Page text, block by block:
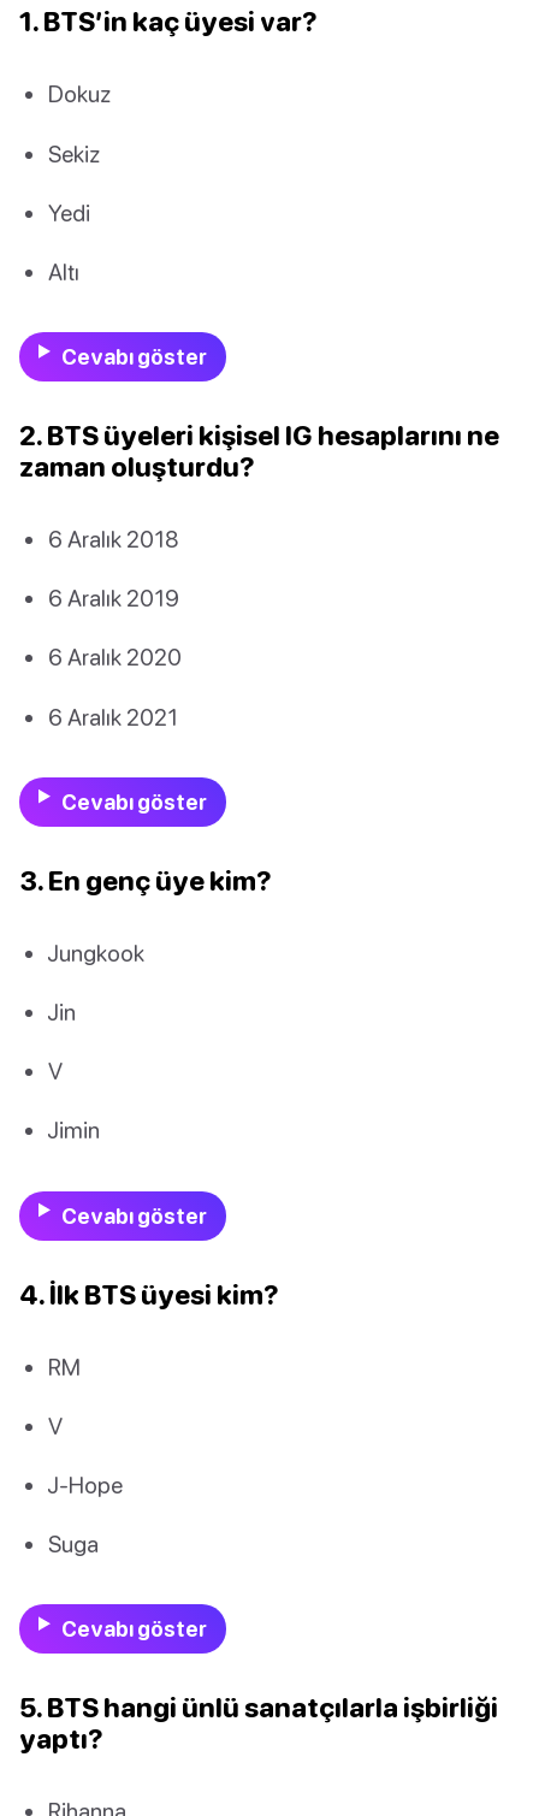
1. BTS’in kaç üyesi var?
Dokuz
Sekiz
Yedi
Altı
Cevabı göster
2. BTS üyeleri kişisel IG hesaplarını ne
zaman oluşturdu?
6 Aralık 2018
6 Aralık 2019
6 Aralık 2020
6 Aralık 2021
Cevabı göster
3. En genç üye kim?
Jungkook
Jin
V
Jimin
Cevabı göster
4. İlk BTS üyesi kim?
RM
V
J-Hope
Suga
Cevabı göster
5. BTS hangi ünlü sanatçılarla işbirliği
yaptı?